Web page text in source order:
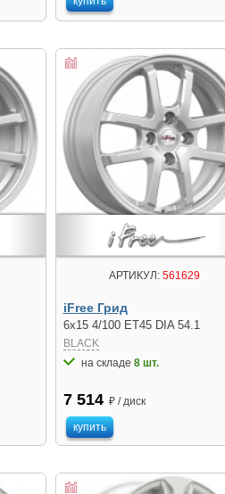
АРТИКУЛ: 561629
iFree Грид
6x15 4/100 ET45 DIA 54.1
BLACK
на складе 8 шт.
7 514 ₽ / диск
купить